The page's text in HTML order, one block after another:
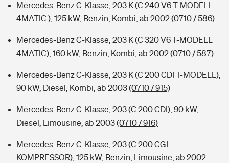
Mercedes-Benz C-Klasse, 203 K (C 240 V6 T-MODELL
4MATIC ), 125 kW, Benzin, Kombi, ab 2002(0710 / 586)
Mercedes-Benz C-Klasse, 203 K (C 320 V6 T-MODELL
4MATIC), 160 kW, Benzin, Kombi, ab 2002(0710 / 587)
Mercedes-Benz C-Klasse, 203 K (C 200 CDI T-MODELL),
90 kW, Diesel, Kombi, ab 2003(0710 / 915)
Mercedes-Benz C-Klasse, 203 (C 200 CDI), 90 kW,
Diesel, Limousine, ab 2003(0710 / 916)
Mercedes-Benz C-Klasse, 203 (C 200 CGI
KOMPRESSOR), 125 kW, Benzin, Limousine, ab 2002